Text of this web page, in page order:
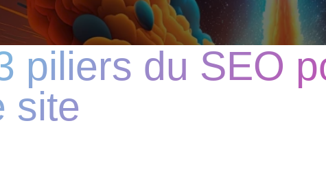
piliers du SEO
site